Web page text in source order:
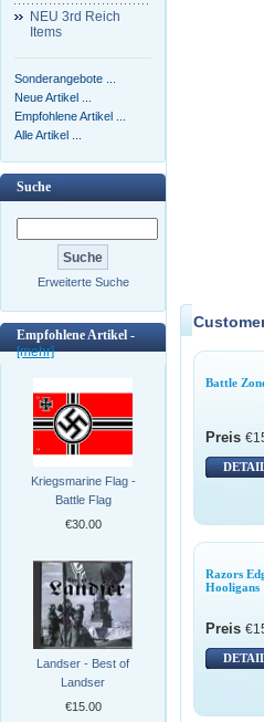
NEU 3rd Reich
Items
Sonderangebote ...
Neue Artikel ...
Empfohlene Artikel ...
Alle Artikel ...
Suche
Erweiterte Suche
Empfohlene Artikel -
[mehr]
Kriegsmarine Flag -
Battle Flag
€30.00
Landser - Best of
Landser
€15.00
Battle
Preis
Razors
Hooligans
Preis